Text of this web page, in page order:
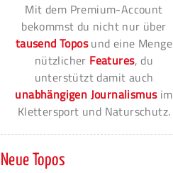
Mit dem Premium-Account
bekommst du nicht nur über
tausend Toposund eine Menge
nützlicher Features, du
unterstützt damit auch
unabhängigen Journalismusim
Klettersport und Naturschutz.
Neue Topos